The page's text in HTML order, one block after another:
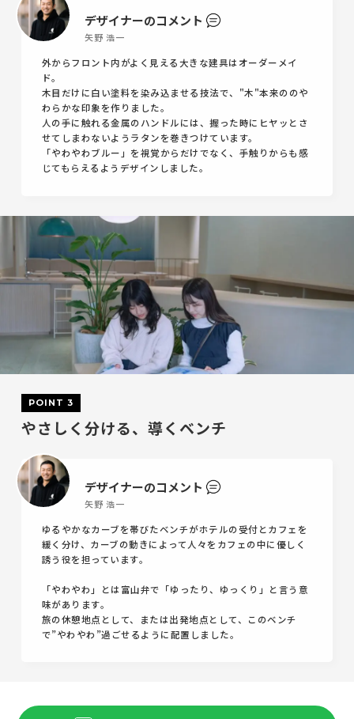
デザイナーのコメント
矢野 浩一
外からフロント内がよく見える大きな建具はオーダーメイ
ド。
木目だけに白い塗料を染み込ませる技法で、"木"本来ののや
わらかな印象を作りました。
人の手に触れる金属のハンドルには、握った時にヒヤッとさ
せてしまわないようラタンを巻きつけています。
「やわやわブルー」を視覚からだけでなく、手触りからも感
じてもらえるようデザインしました。
POINT 3
やさしく分ける、導くベンチ
デザイナーのコメント
矢野 浩一
ゆるやかなカーブを帯びたベンチがホテルの受付とカフェを
緩く分け、カーブの動きによって人々をカフェの中に優しく
誘う役を担っています。
「やわやわ」とは富山弁で「ゆったり、ゆっくり」と言う意
味があります。
旅の休憩地点として、または出発地点として、このベンチ
で”やわやわ”過ごせるように配置しました。